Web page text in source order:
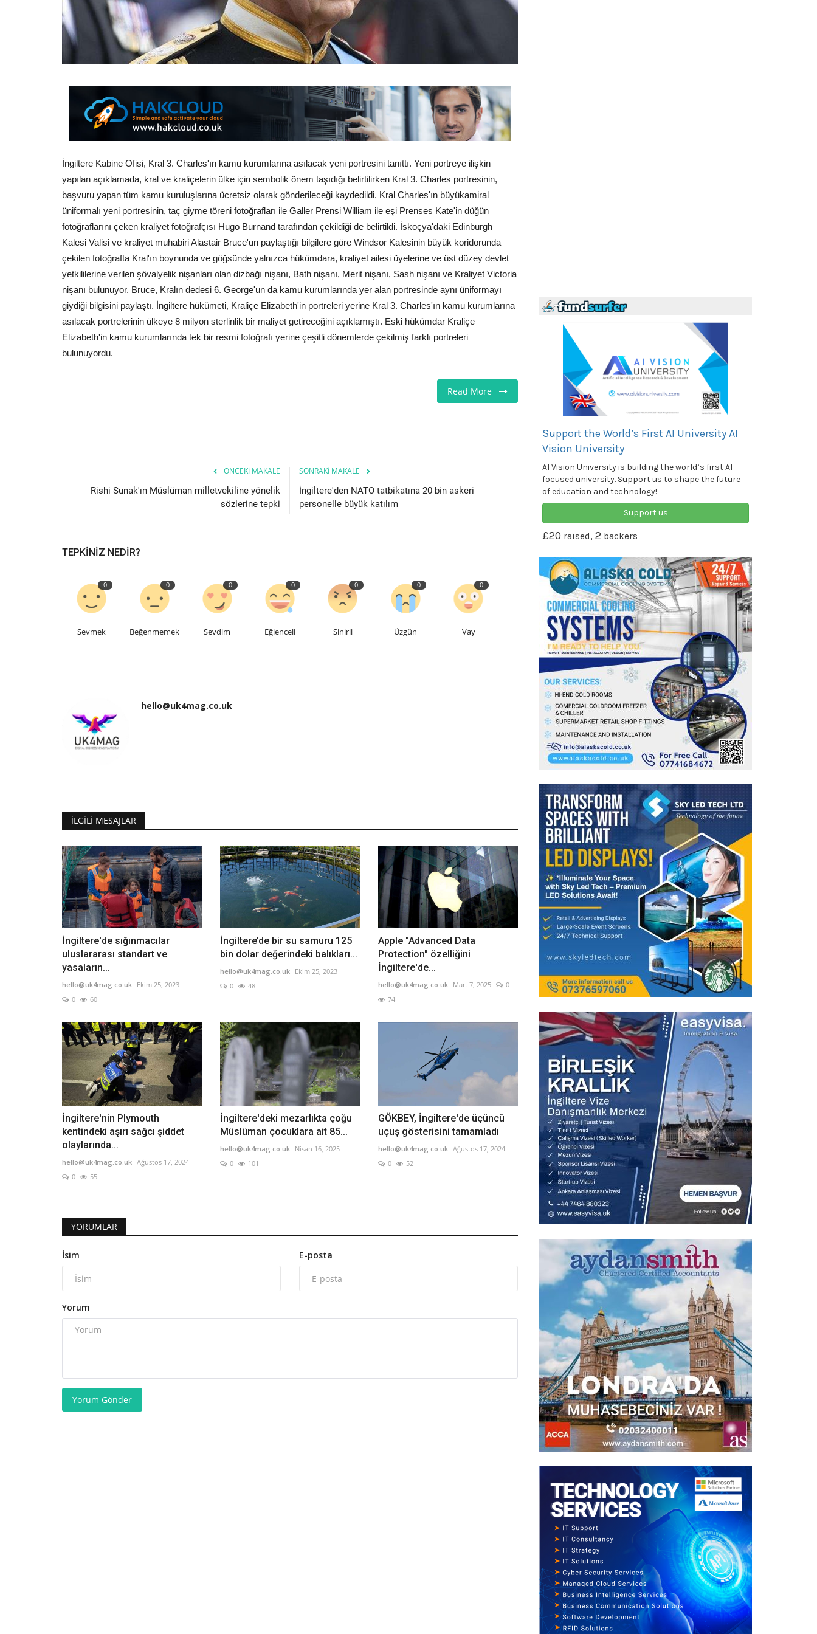
İngiltere Kabine Ofisi, Kral 3. Charles'ın kamu kurumlarına asılacak yeni portresini tanıttı. Yeni portreye ilişkin
yapılan açıklamada, kral ve kraliçelerin ülke için sembolik önem taşıdığı belirtilirken Kral 3. Charles portresinin,
başvuru yapan tüm kamu kuruluşlarına ücretsiz olarak gönderileceği kaydedildi. Kral Charles'ın büyükamiral
üniformalı yeni portresinin, taç giyme töreni fotoğrafları ile Galler Prensi William ile eşi Prenses Kate'in düğün
fotoğraflarını çeken kraliyet fotoğrafçısı Hugo Burnand tarafından çekildiği de belirtildi. İskoçya'daki Edinburgh
Kalesi Valisi ve kraliyet muhabiri Alastair Bruce'un paylaştığı bilgilere göre Windsor Kalesinin büyük koridorunda
çekilen fotoğrafta Kral'ın boynunda ve göğsünde yalnızca hükümdara, kraliyet ailesi üyelerine ve üst düzey devlet
yetkililerine verilen şövalyelik nişanları olan dizbağı nişanı, Bath nişanı, Merit nişanı, Sash nişanı ve Kraliyet Victoria
nişanı bulunuyor. Bruce, Kralın dedesi 6. George'un da kamu kurumlarında yer alan portresinde aynı üniformayı
giydiği bilgisini paylaştı. İngiltere hükümeti, Kraliçe Elizabeth'in portreleri yerine Kral 3. Charles'ın kamu kurumlarına
asılacak portrelerinin ülkeye 8 milyon sterlinlik bir maliyet getireceğini açıklamıştı. Eski hükümdar Kraliçe
Elizabeth'in kamu kurumlarında tek bir resmi fotoğrafı yerine çeşitli dönemlerde çekilmiş farklı portreleri
bulunuyordu.
Read More
ÖNCEKI MAKALE
Rishi Sunak'ın Müslüman milletvekiline yönelik
sözlerine tepki
SONRAKI MAKALE
İngiltere'den NATO tatbikatına 20 bin askeri
personelle büyük katılım
TEPKINIZ NEDIR?
0
Sevmek
0
Beğenmemek
0
Sevdim
0
Eğlenceli
0
Sinirli
0
Üzgün
0
Vay
hello@uk4mag.co.uk
İLGILI MESAJLAR
İngiltere'de sığınmacılar
uluslararası standart ve
yasaların...
hello@uk4mag.co.uk Ekim 25, 2023
0
60
İngiltere’de bir su samuru 125
bin dolar değerindeki balıkları...
hello@uk4mag.co.uk
Ekim 25, 2023
0
48
Apple "Advanced Data
Protection" özelliğini
İngiltere'de...
hello@uk4mag.co.uk Mart 7, 2025
0
74
İngiltere'nin Plymouth
kentindeki aşırı sağcı şiddet
olaylarında...
hello@uk4mag.co.uk Ağustos 17, 2024
0
55
İngiltere'deki mezarlıkta çoğu
Müslüman çocuklara ait 85...
hello@uk4mag.co.uk
Nisan 16, 2025
0
101
GÖKBEY, İngiltere'de üçüncü
uçuş gösterisini tamamladı
hello@uk4mag.co.uk Ağustos 17, 2024
0
52
YORUMLAR
İsim E-posta
Yorum
Yorum Gönder